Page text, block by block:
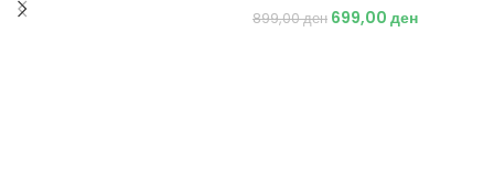
899,00ден 699,00 ден